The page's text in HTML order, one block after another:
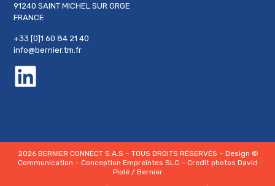
91240 SAINT MICHEL SUR ORGE
FRANCE
+33 [0]1 60 84 21 40
info@bernier.tm.fr
2026 BERNIER CONNECT S.A.S – TOUS DROITS RÉSERVÉS – Design ©
Communication – Conception Empreintes SLC– Credit photos David
Piolé/ Bernier